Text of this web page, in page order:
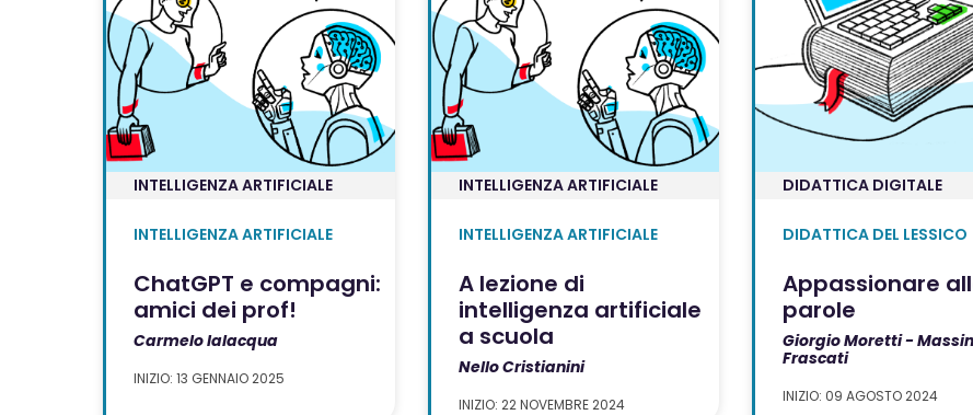
INTELLIGENZA ARTIFICIALE
INTELLIGENZA ARTIFICIALE
ChatGPT e compagni:
amici dei prof!
Carmelo Ialacqua
INIZIO: 13 GENNAIO 2025
INTELLIGENZA ARTIFICIALE
INTELLIGENZA ARTIFICIALE
A lezione di
intelligenza artificiale
a scuola
Nello Cristianini
INIZIO: 22 NOVEMBRE 2024
DIDATTICA DIGITALE
DIDATTICA DEL LESSICO
Appassionare
parole
Giorgio Moretti -
Frascati
INIZIO: 09 AGOSTO 2024